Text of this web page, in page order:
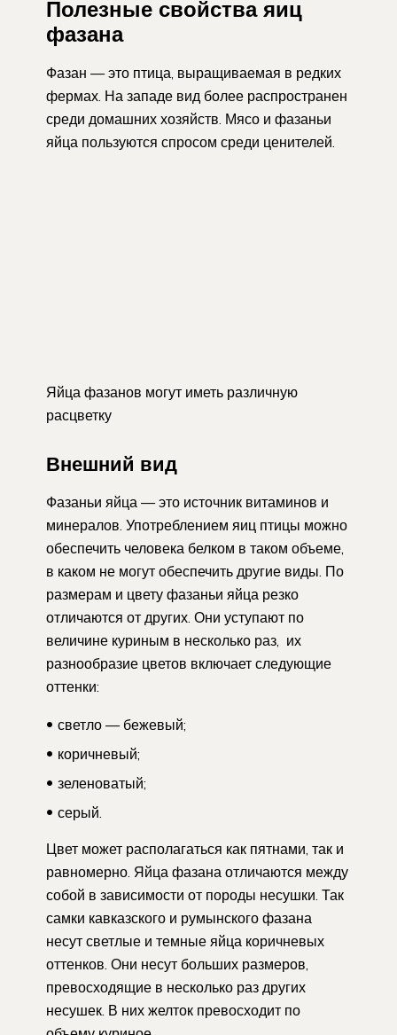
Полезные свойства яиц
фазана
Фазан — это птица, выращиваемая в редких
фермах. На западе вид более распространен
среди домашних хозяйств. Мясо и фазаньи
яйца пользуются спросом среди ценителей.
Яйца фазанов могут иметь различную
расцветку
Внешний вид
Фазаньи яйца — это источник витаминов и
минералов. Употреблением яиц птицы можно
обеспечить человека белком в таком объеме,
в каком не могут обеспечить другие виды. По
размерам и цвету фазаньи яйца резко
отличаются от других. Они уступают по
величине куриным в несколько раз, их
разнообразие цветов включает следующие
оттенки:
светло — бежевый;
коричневый;
зеленоватый;
серый.
Цвет может располагаться как пятнами, так и
равномерно. Яйца фазана отличаются между
собой в зависимости от породы несушки. Так
самки кавказского и румынского фазана
несут светлые и темные яйца коричневых
оттенков. Они несут больших размеров,
превосходящие в несколько раз других
несушек. В них желток превосходит по